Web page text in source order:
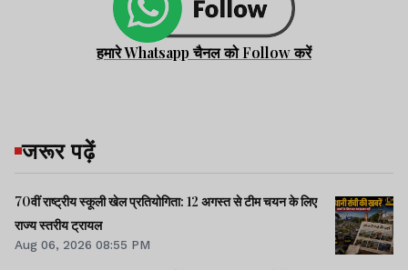
हमारे Whatsapp चैनल को Follow करें
जरूर पढ़ें
70वीं राष्ट्रीय स्कूली खेल प्रतियोगिता: 12 अगस्त से टीम चयन के लिए
राज्य स्तरीय ट्रायल
Aug 06, 2026 08:55 PM